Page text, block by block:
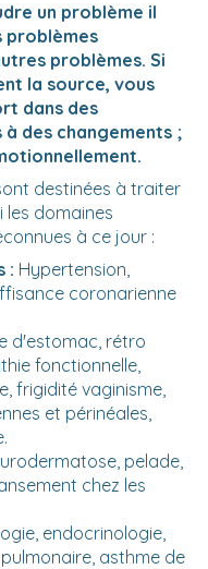
un problème il
problèmes
problèmes. Si
la source, vous
dans des
des changements ;
destinées à traiter
les domaines
à ce jour :
: Hypertension,
coronarienne
d'estomac, rétro
fonctionnelle,
frigidité vaginisme,
et périnéales,
pelade,
chez les
endocrinologie,
asthme de